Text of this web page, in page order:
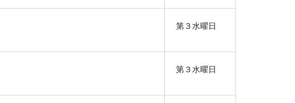
第３水曜日
第３水曜日